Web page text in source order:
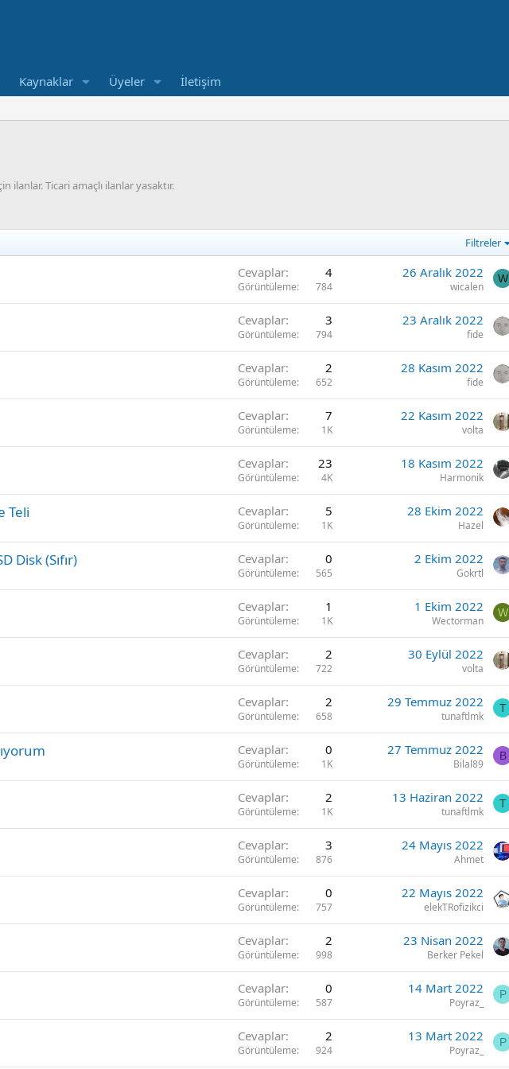
Kaynaklar Üyeler İletişim
ilanlar. Ticari amaçlı ilanlar yasaktır.
Filtreler
Cevaplar 4
Görüntüleme 784
26 Aralık 2022
wicalen
W
Cevaplar 3
Görüntüleme 794
23 Aralık 2022
fide
Cevaplar 2
Görüntüleme 652
28 Kasım 2022
fide
Cevaplar 7
Görüntüleme 1K
22 Kasım 2022
volta
Cevaplar 23
Görüntüleme 4K
18 Kasım 2022
Harmonik
Teli Cevaplar 5
Görüntüleme 1K
28 Ekim 2022
Hazel
Disk (Sıfır) Cevaplar 0
Görüntüleme 565
2 Ekim 2022
Gokrtl
Cevaplar 1
Görüntüleme 1K
1 Ekim 2022
Wectorman
W
Cevaplar 2
Görüntüleme 722
30 Eylül 2022
volta
Cevaplar 2
Görüntüleme 658
29 Temmuz 2022
tunaftlmk
T
Cevaplar 0
Görüntüleme 1K
27 Temmuz 2022
Bilal89
B
Cevaplar 2
Görüntüleme 1K
13 Haziran 2022
tunaftlmk
T
Cevaplar 3
Görüntüleme 876
24 Mayıs 2022
Ahmet
Cevaplar 0
Görüntüleme 757
22 Mayıs 2022
elekTRofizikci
Cevaplar 2
Görüntüleme 998
23 Nisan 2022
Berker Pekel
Cevaplar 0
Görüntüleme 587
14 Mart 2022
Poyraz_
P
Cevaplar 2
Görüntüleme 924
13 Mart 2022
Poyraz_
P